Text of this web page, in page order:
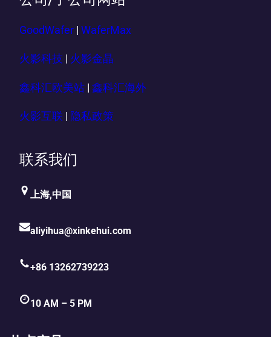
GoodWafer | WaferMax
火影科技 火影金晶
鑫科汇欧美站 | 鑫科汇海外
火影互联 隐私政策
联系我们
上海,中国
aliyihua@xinkehui.com
+86 13262739223
10 AM – 5 PM